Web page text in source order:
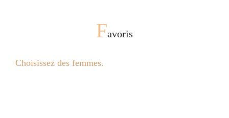
Favoris
Choisissez des femmes.